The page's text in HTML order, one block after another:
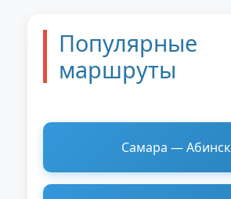
Популярные
маршруты
Самара — Абинск